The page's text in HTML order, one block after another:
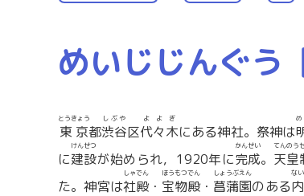
めいじじんぐう
東京
とうきょう
都渋谷
しぶや
区代々木
よよぎ
にある神社。祭神は
に建設
けんせつ
が始められ，1920年に完成
かんせい
。 天皇
てんのう
た。神宮は社殿
しゃでん
・ 宝物殿
ほうもつでん
・ 菖蒲園
しょうぶえん
のある
な